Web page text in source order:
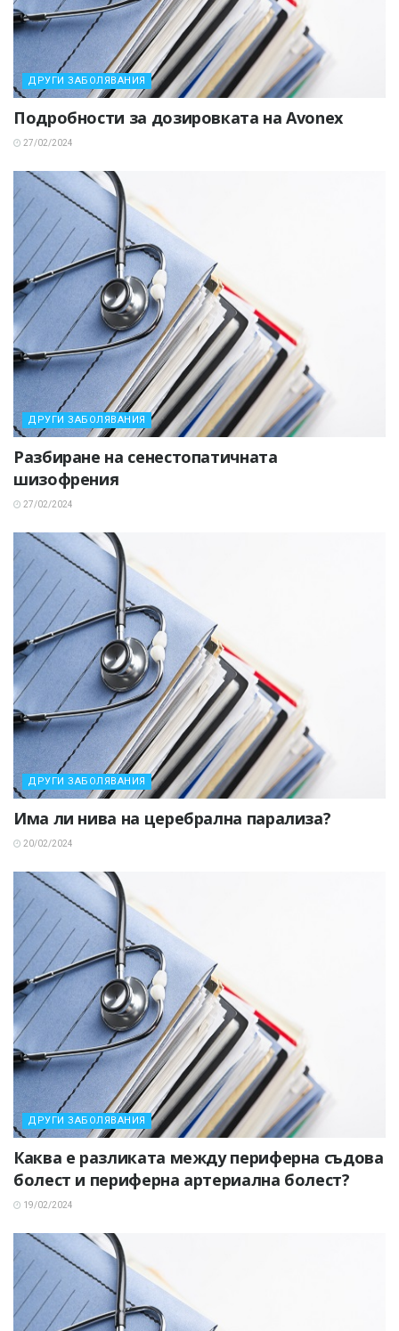
ДРУГИ ЗАБОЛЯВАНИЯ
Подробности за дозировката на Avonex
27/02/2024
ДРУГИ ЗАБОЛЯВАНИЯ
Разбиране на сенестопатичната
шизофрения
27/02/2024
ДРУГИ ЗАБОЛЯВАНИЯ
Има ли нива на церебрална парализа?
20/02/2024
ДРУГИ ЗАБОЛЯВАНИЯ
Каква е разликата между периферна съдова
болест и периферна артериална болест?
19/02/2024